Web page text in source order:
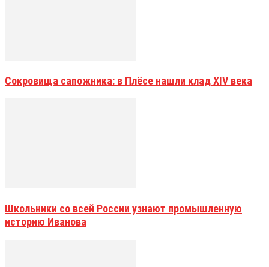
Сокровища сапожника: в Плёсе нашли клад XIV века
Школьники со всей России узнают промышленную
историю Иванова